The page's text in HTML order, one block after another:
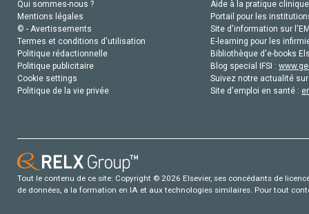
Qui sommes-nous ?
Mentions légales
© - Avertissements
Termes et conditions d'utilisation
Politique rédactionnelle
Politique publicitaire
Cookie settings
Politique de la vie privée
Aide à la pratique
Portail pour les
Site d'information sur
E-learning pour les
Bibliothèque d'e-books
Blog special IFSI :
Suivez notre actualité
Site d'emploi en santé :
Tout le contenu de ce site: Copyright © 2026 Elsevier, ses concédants de
de données, a la formation en IA et aux technologies similaires. Pour tout